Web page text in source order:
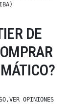
DE
OPINIONES